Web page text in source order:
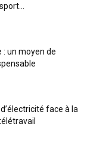
un moyen de
face à la